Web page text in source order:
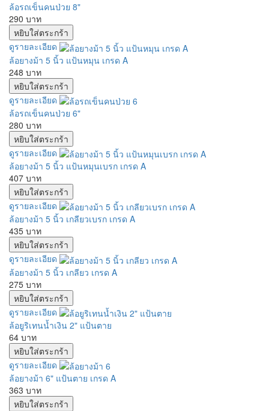
ล้อรถเข็นคนป่วย 8"
290 บาท
ดูรายละเอียด
ล้อยางม้า 5 นิ้ว แป้นหมุน เกรด A
248 บาท
ดูรายละเอียด
ล้อรถเข็นคนป่วย 6"
280 บาท
ดูรายละเอียด
ล้อยางม้า 5 นิ้ว แป้นหมุนเบรก เกรด A
407 บาท
ดูรายละเอียด
ล้อยางม้า 5 นิ้ว เกลียวเบรก เกรด A
435 บาท
ดูรายละเอียด
ล้อยางม้า 5 นิ้ว เกลียว เกรด A
275 บาท
ดูรายละเอียด
ล้อยูริเทนน้ำเงิน 2" แป้นตาย
64 บาท
ดูรายละเอียด
ล้อยางม้า 6" แป้นตาย เกรด A
363 บาท